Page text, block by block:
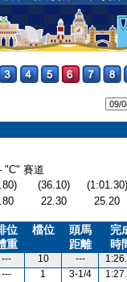
"C" 賽道
(36.10) (1:01.30)
22.30 25.20
位
重
檔位
頭馬
距離
完
時
--- 10 ---
--- 1 3-1/4